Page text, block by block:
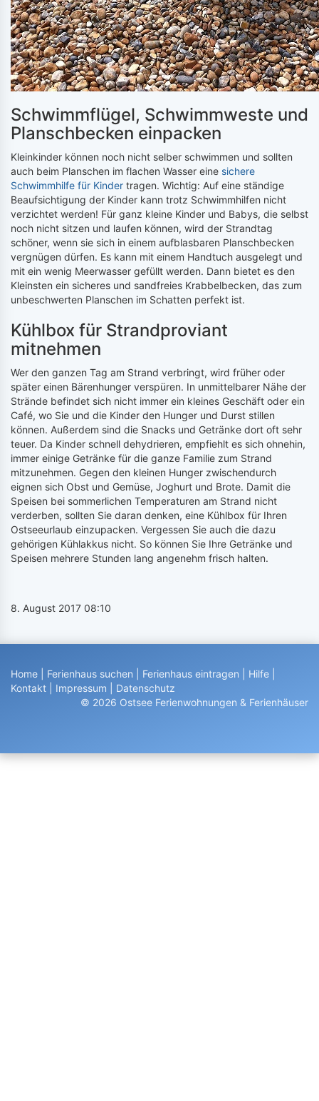
Schwimmflügel, Schwimmweste und
Planschbecken einpacken
Kleinkinder können noch nicht selber schwimmen und sollten
auch beim Planschen im flachen Wasser eine sichere
Schwimmhilfe für Kinder tragen. Wichtig: Auf eine ständige
Beaufsichtigung der Kinder kann trotz Schwimmhilfen nicht
verzichtet werden! Für ganz kleine Kinder und Babys, die selbst
noch nicht sitzen und laufen können, wird der Strandtag
schöner, wenn sie sich in einem aufblasbaren Planschbecken
vergnügen dürfen. Es kann mit einem Handtuch ausgelegt und
mit ein wenig Meerwasser gefüllt werden. Dann bietet es den
Kleinsten ein sicheres und sandfreies Krabbelbecken, das zum
unbeschwerten Planschen im Schatten perfekt ist.
Kühlbox für Strandproviant
mitnehmen
Wer den ganzen Tag am Strand verbringt, wird früher oder
später einen Bärenhunger verspüren. In unmittelbarer Nähe der
Strände befindet sich nicht immer ein kleines Geschäft oder ein
Café, wo Sie und die Kinder den Hunger und Durst stillen
können. Außerdem sind die Snacks und Getränke dort oft sehr
teuer. Da Kinder schnell dehydrieren, empfiehlt es sich ohnehin,
immer einige Getränke für die ganze Familie zum Strand
mitzunehmen. Gegen den kleinen Hunger zwischendurch
eignen sich Obst und Gemüse, Joghurt und Brote. Damit die
Speisen bei sommerlichen Temperaturen am Strand nicht
verderben, sollten Sie daran denken, eine Kühlbox für Ihren
Ostseeurlaub einzupacken. Vergessen Sie auch die dazu
gehörigen Kühlakkus nicht. So können Sie Ihre Getränke und
Speisen mehrere Stunden lang angenehm frisch halten.
8. August 2017 08:10
Home Ferienhaus suchen Ferienhaus eintragen Hilfe
Kontakt
Impressum
Datenschutz
© 2026 Ostsee Ferienwohnungen & Ferienhäuser